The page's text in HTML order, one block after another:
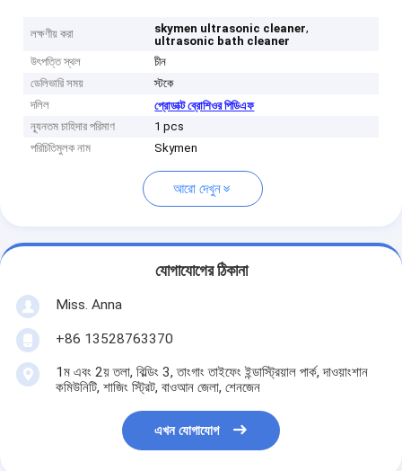
লক্ষণীয় করা skymen ultrasonic cleaner,
ultrasonic bath cleaner
উৎপত্তি স্থল
চীন
ডেলিভারি সময়
স্টকে
দলিল
প্রোডাক্ট ব্রোশিওর পিডিএফ
ন্যূনতম চাহিদার পরিমাণ
1 pcs
পরিচিতিমুলক নাম
Skymen
আরো দেখুন
যোগাযোগের ঠিকানা
Miss. Anna
+86 13528763370
1ম এবং 2য় তলা, বিল্ডিং 3, তাংগাং তাইফেং ইন্ডাস্ট্রিয়াল পার্ক, দাওয়াংশান
কমিউনিটি, শাজিং স্ট্রিট, বাওআন জেলা, শেনজেন
এখন যোগাযোগ